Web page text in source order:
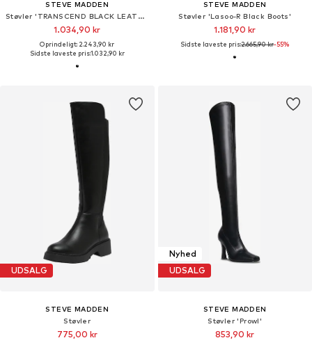
STEVE MADDEN
Støvler 'TRANSCEND BLACK LEATHER'
1.034,90 kr
Oprindeligt: 2.243,90 kr
Sidste laveste pris:1.032,90 kr
STEVE MADDEN
Støvler 'Lasoo-R Black Boots'
1.181,90 kr
Sidste laveste pris:2.665,90 kr-55%
UDSALG
STEVE MADDEN
Støvler
775,00 kr
Nyhed
UDSALG
STEVE MADDEN
Støvler 'Prowl'
853,90 kr